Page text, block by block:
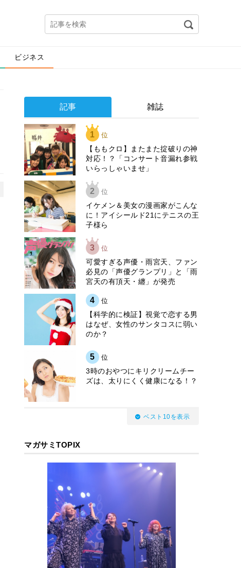
ビジネス
記事 雑誌
1 位
【ももクロ】またまた掟破りの神
対応！？「コンサート音漏れ参戦
いらっしゃいませ」
2 位
イケメン＆美女の漫画家がこんな
に！アイシールド21にテニスの王
子様ら
3 位
可愛すぎる声優・雨宮天、ファン
必見の「声優グランプリ」と「雨
宮天の有頂天・纏」が発売
4 位
【科学的に検証】視覚で恋する男
はなぜ、女性のサンタコスに弱い
のか？
5 位
3時のおやつにキリクリームチー
ズは、太りにくく健康になる！？
ベスト10を表示
マガサミTOPIX